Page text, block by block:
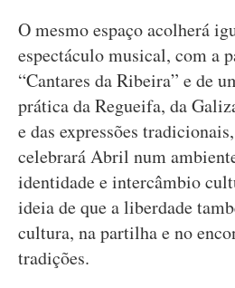
O mesmo espaço acolherá
espectáculo musical, com a
“Cantares da Ribeira” e de
prática da Regueifa, da
e das expressões
celebrará Abril num
identidade e intercâmbio
ideia de que a liberdade
cultura, na partilha e no
tradições.